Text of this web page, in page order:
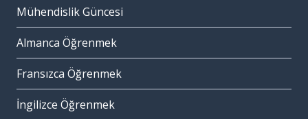
Mühendislik Güncesi
Almanca Öğrenmek
Fransızca Öğrenmek
İngilizce Öğrenmek